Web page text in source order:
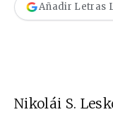
Añadir Letras
Nikolái S.